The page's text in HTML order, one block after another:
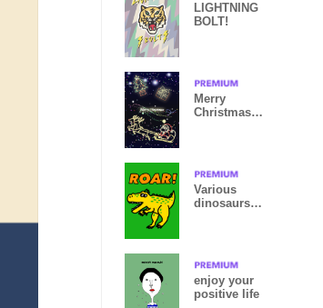
LIGHTNING
BOLT!
Merry
Christmas
Various
dinosaurs
enjoy your
positive life